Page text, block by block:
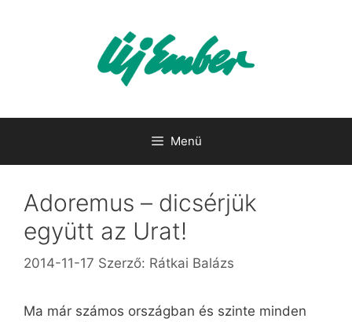
Menü
Adoremus – dicsérjük
együtt az Urat!
2014-11-17 Szerző: Rátkai Balázs
Ma már számos országban és szinte minden